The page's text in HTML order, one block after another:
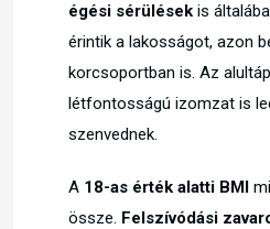
égési sérülések is
érintik a lakosságot, azon
korcsoportban is. Az
létfontosságú izomzat is
szenvednek.
A 18-as érték alatti BMI
össze. Felszívódási